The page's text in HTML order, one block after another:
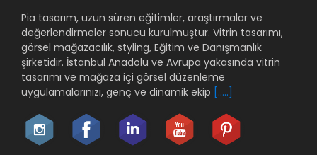
Pia tasarım, uzun süren eğitimler, araştırmalar ve
değerlendirmeler sonucu kurulmuştur. Vitrin tasarımı,
görsel mağazacılık, styling, Eğitim ve Danışmanlık
şirketidir. İstanbul Anadolu ve Avrupa yakasında vitrin
tasarımı ve mağaza içi görsel düzenleme
uygulamalarınızı, genç ve dinamik ekip [.....]